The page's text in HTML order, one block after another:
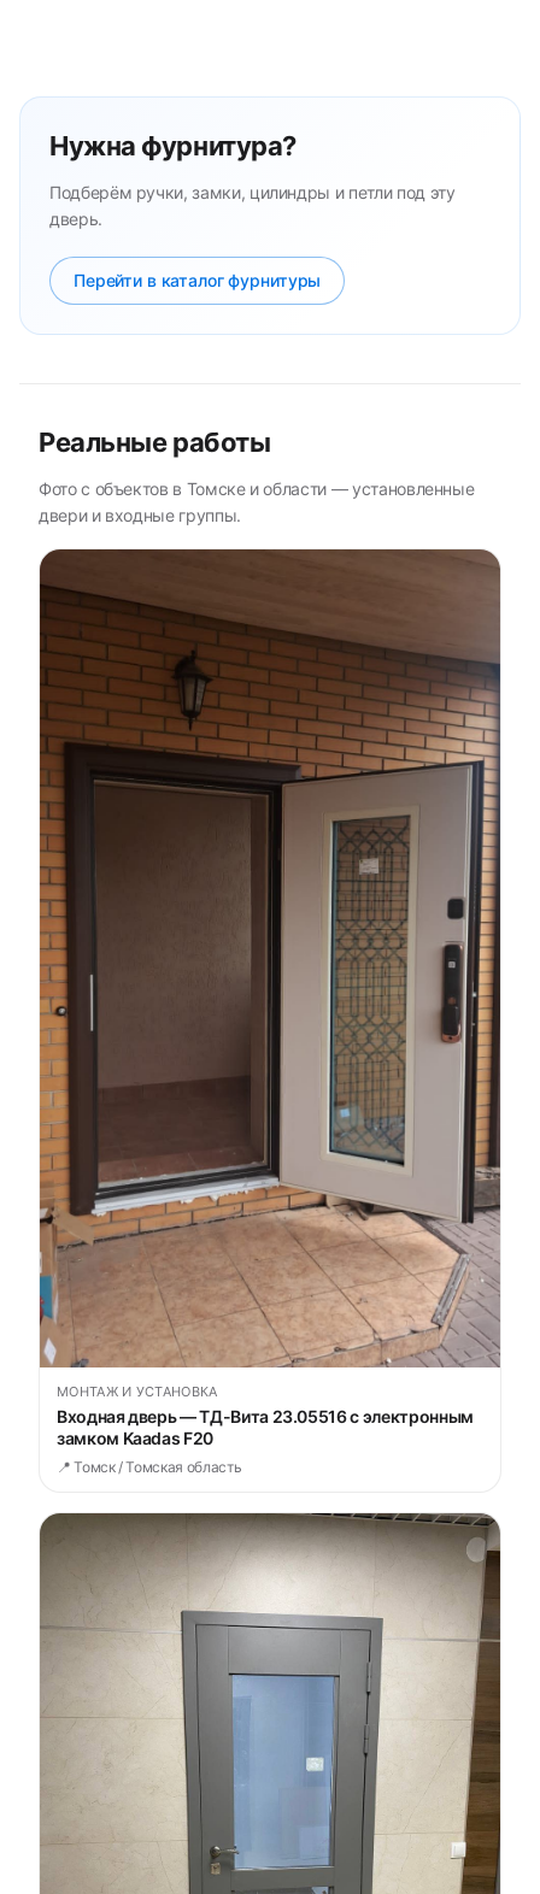
Нужна фурнитура?
Подберём ручки, замки, цилиндры и петли под эту
дверь.
Перейти в каталог фурнитуры
Реальные работы
Фото с объектов в Томске и области — установленные
двери и входные группы.
МОНТАЖ И УСТАНОВКА
Входная дверь — ТД-Вита 23.05516 с электронным
замком Kaadas F20
📍 Томск / Томская область